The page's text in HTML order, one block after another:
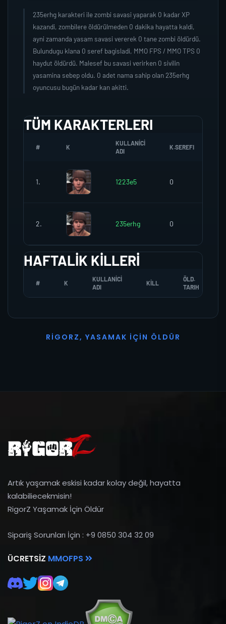
235erhg karakteri ile zombi savasi yaparak 0 kadar XP
kazandi, zombilere öldürülmeden 0 dakika hayatta kaldi,
ayni zamanda yasam savasi vererek 0 tane zombi öldürdü.
Bulundugu klana 0 seref bagisladi, MMO FPS / MMO TPS 0
haydut öldürdü. Malesef bu savasi verirken 0 sivilin
yasamina sebep oldu. 0 adet nama sahip olan 235erhg
oyuncusu bugün kadar kan akitti.
TÜM KARAKTERLERI
# K
KULLANICI
ADI
K.SEREFI
1. 1223e5 0
2. 235erhg 0
HAFTALIK KILLERI
# K
KULLANICI
ADI
KILL
ÖLD.
TARIH
R I G O R Z, YASAMAK İ ÇI N Ö L D Ü R
Artık yaşamak eskisi kadar kolay değil, hayatta
kalabiliecekmisin!
RigorZ Yaşamak İçin Öldür
Sipariş Sorunları İçin : +9 0850 304 32 09
ÜCRETSIZ MMOFPS